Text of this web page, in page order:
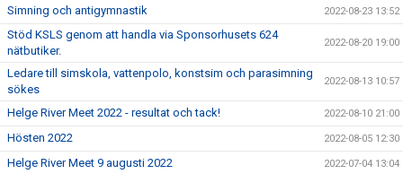
Simning och antigymnastik 2022-08-23 13:52
Stöd KSLS genom att handla via Sponsorhusets 624
nätbutiker.
2022-08-20 19:00
Ledare till simskola, vattenpolo, konstsim och parasimning
sökes
2022-08-13 10:57
Helge River Meet 2022 - resultat och tack! 2022-08-10 21:00
Hösten 2022 2022-08-05 12:30
Helge River Meet 9 augusti 2022 2022-07-04 13:04